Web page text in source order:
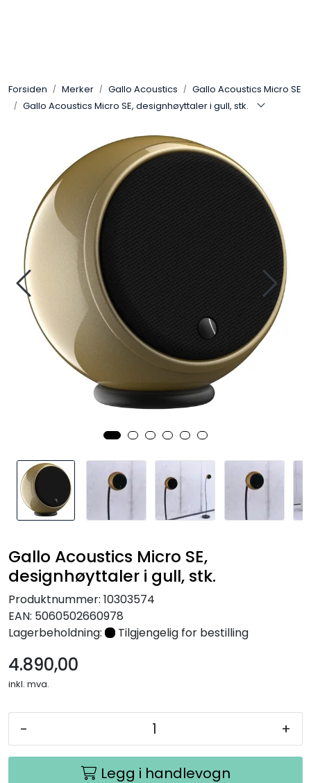
Forsiden Merker Gallo Acoustics
Gallo Acoustics Micro SE
Gallo Acoustics Micro SE, designhøyttaler i gull, stk.
Gallo Acoustics Micro SE,
designhøyttaler i gull, stk.
Produktnummer: 10303574
EAN: 5060502660978
Lagerbeholdning:
Tilgjengelig for bestilling
4.890,00
inkl. mva.
- +
Legg i handlevogn
SONOS
Stereo
Høyttalere
Kabler
Nettverk